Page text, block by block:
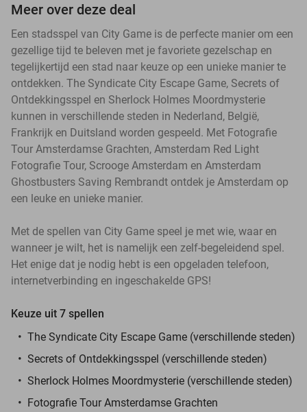
Meer over deze deal
Een stadsspel van City Game is de perfecte manier om een
gezellige tijd te beleven met je favoriete gezelschap en
tegelijkertijd een stad naar keuze op een unieke manier te
ontdekken. The Syndicate City Escape Game, Secrets of
Ontdekkingsspel en Sherlock Holmes Moordmysterie
kunnen in verschillende steden in Nederland, België,
Frankrijk en Duitsland worden gespeeld. Met Fotografie
Tour Amsterdamse Grachten, Amsterdam Red Light
Fotografie Tour, Scrooge Amsterdam en Amsterdam
Ghostbusters Saving Rembrandt ontdek je Amsterdam op
een leuke en unieke manier.
Met de spellen van City Game speel je met wie, waar en
wanneer je wilt, het is namelijk een zelf-begeleidend spel.
Het enige dat je nodig hebt is een opgeladen telefoon,
internetverbinding en ingeschakelde GPS!
Keuze uit 7 spellen
The Syndicate City Escape Game (verschillende steden)
Secrets of Ontdekkingsspel (verschillende steden)
Sherlock Holmes Moordmysterie (verschillende steden)
Fotografie Tour Amsterdamse Grachten